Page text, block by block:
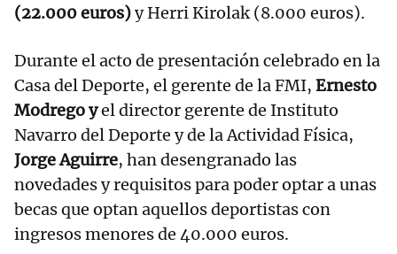
(22.000 euros)y Herri Kirolak (8.000 euros).
Durante el acto de presentación celebrado en la
Casa del Deporte, el gerente de la FMI, Ernesto
Modrego yel director gerente de Instituto
Navarro del Deporte y de la Actividad Física,
Jorge Aguirre, han desengranado las
novedades y requisitos para poder optar a unas
becas que optan aquellos deportistas con
ingresos menores de 40.000 euros.